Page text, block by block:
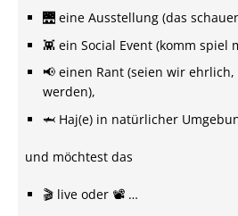
🌉 eine Ausstellung (das
👾 ein Social Event (komm spiel
📢 einen Rant (seien wir
werden),
🦈 Haj(e) in natürlicher
und möchtest das
🎬 live oder 📽️ …